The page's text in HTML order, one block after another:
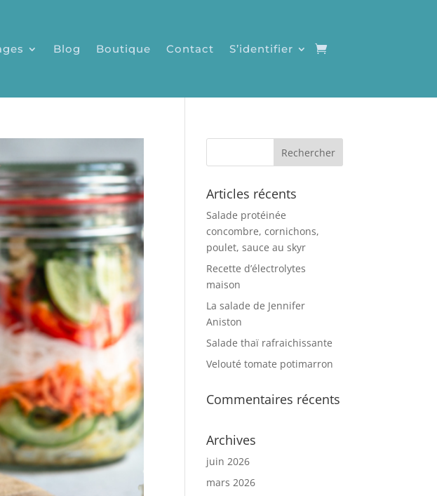
Blog Boutique Contact S’identifier
Articles récents
Salade protéinée
concombre, cornichons,
poulet, sauce au skyr
Recette d’électrolytes
maison
La salade de Jennifer
Aniston
Salade thaï rafraichissante
Velouté tomate potimarron
Commentaires récents
Archives
juin 2026
mars 2026